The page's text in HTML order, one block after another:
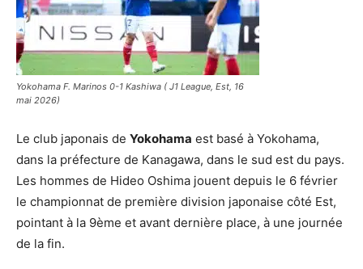
Yokohama F. Marinos 0-1 Kashiwa ( J1 League, Est, 16
mai 2026)
Le club japonais de Yokohama est basé à Yokohama,
dans la préfecture de Kanagawa, dans le sud est du pays.
Les hommes de Hideo Oshima jouent depuis le 6 février
le championnat de première division japonaise côté Est,
pointant à la 9ème et avant dernière place, à une journée
de la fin.